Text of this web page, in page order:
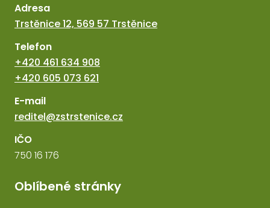
Adresa
Trstěnice 12, 569 57 Trstěnice
Telefon
+420 461 634 908
+420 605 073 621
E-mail
reditel@zstrstenice.cz
IČO
750 16 176
Oblíbené stránky